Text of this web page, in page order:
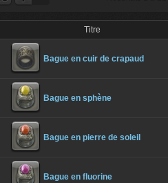
Titre
Bague en cuir de crapaud
Bague en sphène
Bague en pierre de soleil
Bague en fluorine